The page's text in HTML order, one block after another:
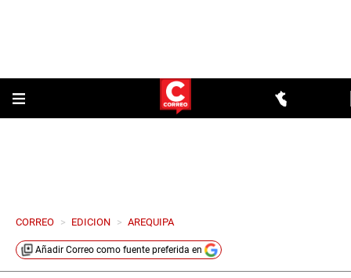
CORREO > EDICION > AREQUIPA
Añadir Correo como fuente preferida en